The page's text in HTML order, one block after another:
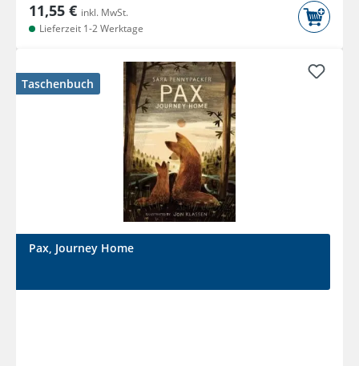
11,55 € inkl. MwSt.
Lieferzeit 1-2 Werktage
Taschenbuch
Pax, Journey Home